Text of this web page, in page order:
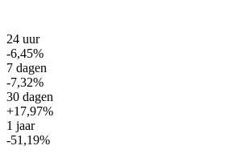
24 uur
-6,45%
7 dagen
-7,32%
30 dagen
+17,97%
1 jaar
-51,19%